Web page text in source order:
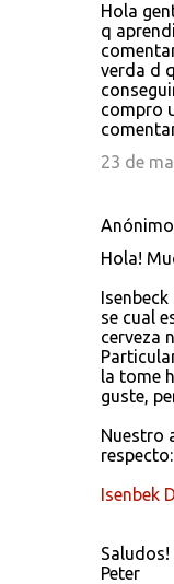
Hola
q
verda d
compro
23 de
Hola!
se cual
cerveza
la tome
guste,
Nuestro
respecto:
Isenbek
Saludos!
Peter